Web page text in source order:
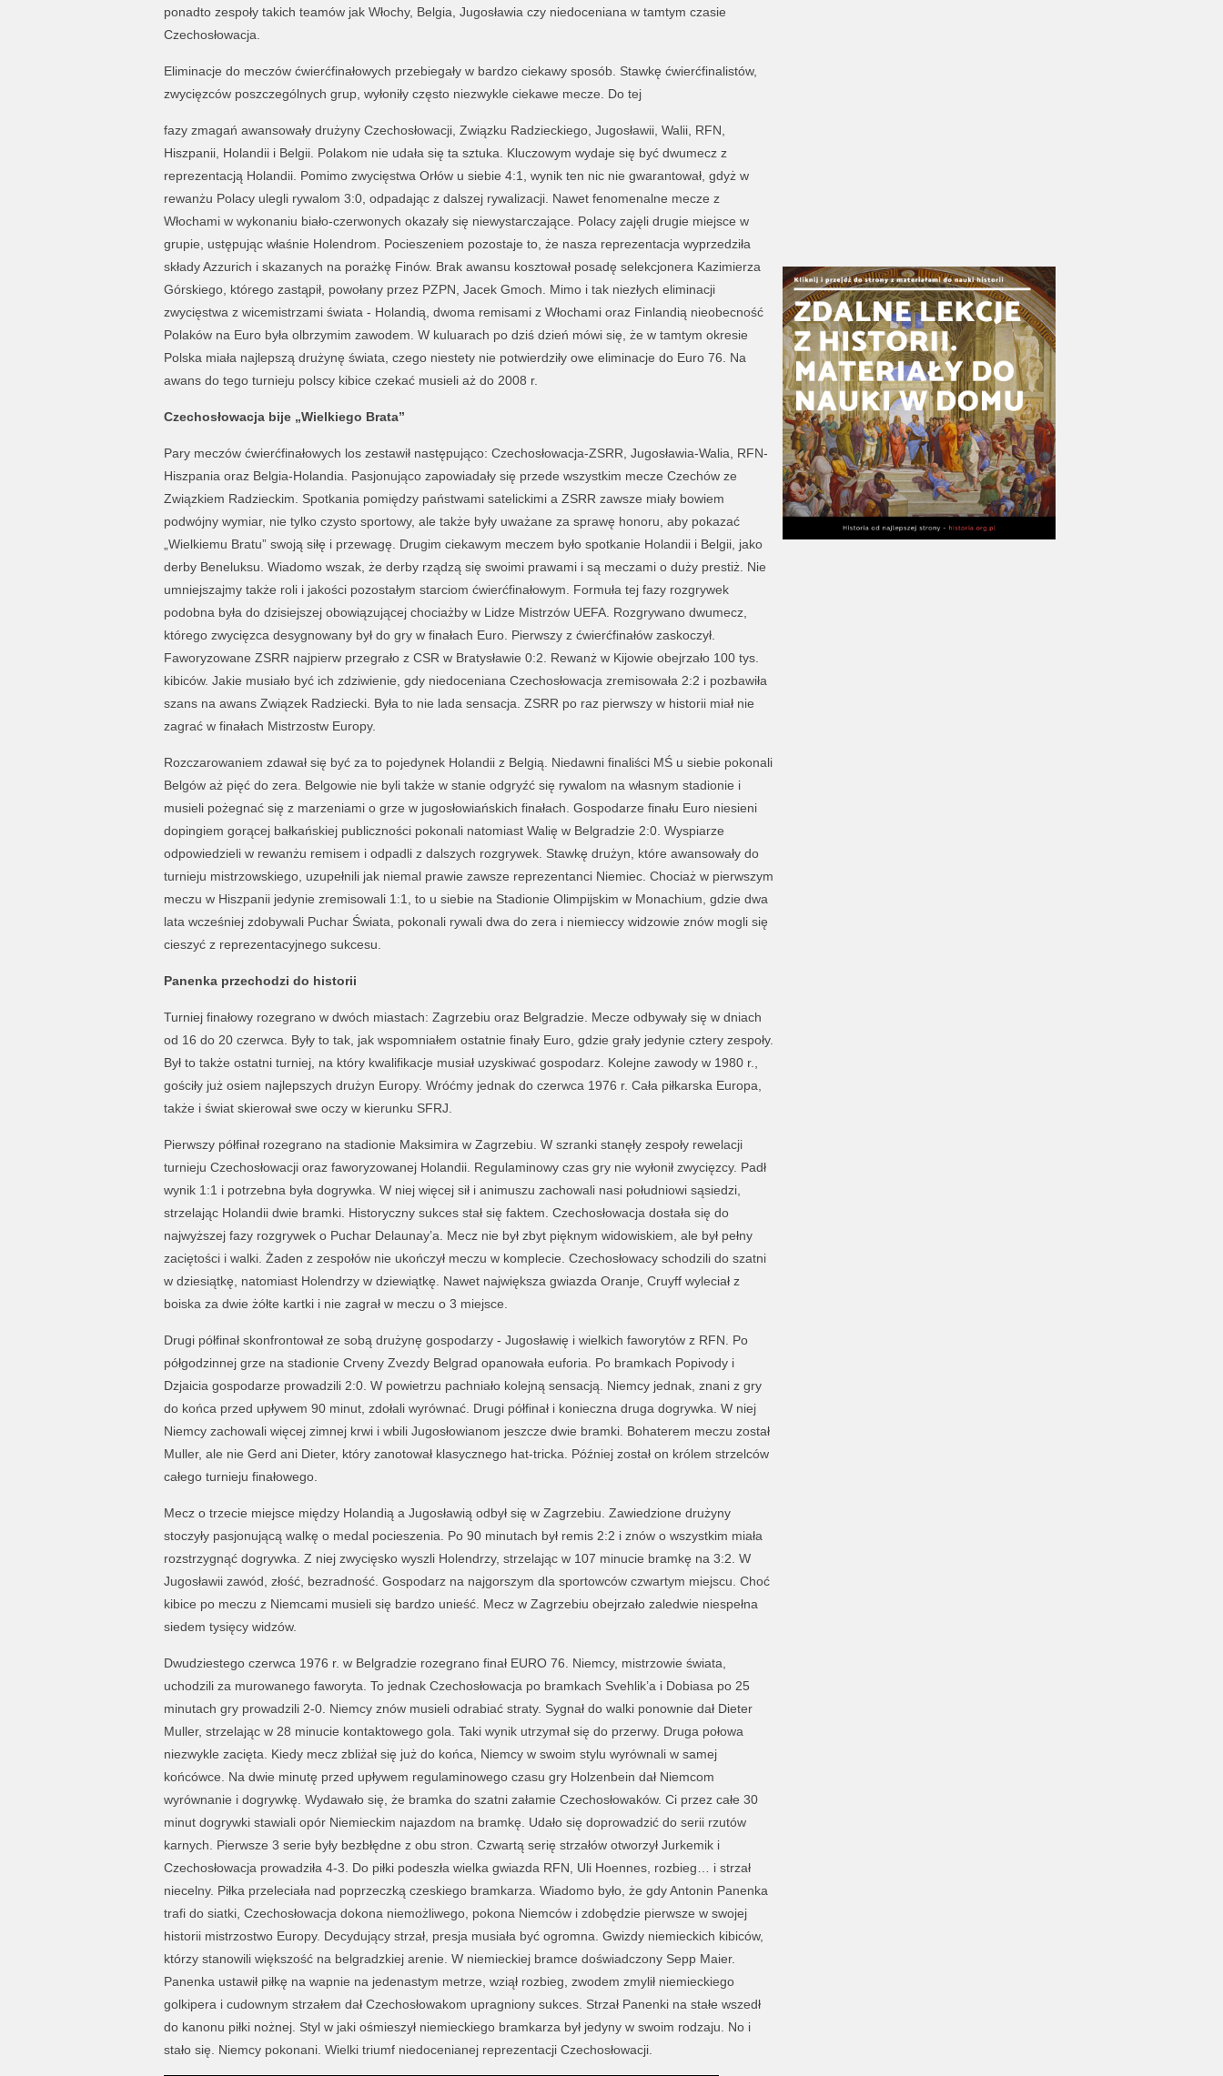
ponadto zespoły takich teamów jak Włochy, Belgia, Jugosławia czy niedoceniana w tamtym czasie
Czechosłowacja.
Eliminacje do meczów ćwierćfinałowych przebiegały w bardzo ciekawy sposób. Stawkę ćwierćfinalistów,
zwycięzców poszczególnych grup, wyłoniły często niezwykle ciekawe mecze. Do tej
fazy zmagań awansowały drużyny Czechosłowacji, Związku Radzieckiego, Jugosławii, Walii, RFN,
Hiszpanii, Holandii i Belgii. Polakom nie udała się ta sztuka. Kluczowym wydaje się być dwumecz z
reprezentacją Holandii. Pomimo zwycięstwa Orłów u siebie 4:1, wynik ten nic nie gwarantował, gdyż w
rewanżu Polacy ulegli rywalom 3:0, odpadając z dalszej rywalizacji. Nawet fenomenalne mecze z
Włochami w wykonaniu biało-czerwonych okazały się niewystarczające. Polacy zajęli drugie miejsce w
grupie, ustępując właśnie Holendrom. Pocieszeniem pozostaje to, że nasza reprezentacja wyprzedziła
składy Azzurich i skazanych na porażkę Finów. Brak awansu kosztował posadę selekcjonera Kazimierza
Górskiego, którego zastąpił, powołany przez PZPN, Jacek Gmoch. Mimo i tak niezłych eliminacji
zwycięstwa z wicemistrzami świata - Holandią, dwoma remisami z Włochami oraz Finlandią nieobecność
Polaków na Euro była olbrzymim zawodem. W kuluarach po dziś dzień mówi się, że w tamtym okresie
Polska miała najlepszą drużynę świata, czego niestety nie potwierdziły owe eliminacje do Euro 76. Na
awans do tego turnieju polscy kibice czekać musieli aż do 2008 r.
Czechosłowacja bije „Wielkiego Brata”
Pary meczów ćwierćfinałowych los zestawił następująco: Czechosłowacja-ZSRR, Jugosławia-Walia, RFN-
Hiszpania oraz Belgia-Holandia. Pasjonująco zapowiadały się przede wszystkim mecze Czechów ze
Związkiem Radzieckim. Spotkania pomiędzy państwami satelickimi a ZSRR zawsze miały bowiem
podwójny wymiar, nie tylko czysto sportowy, ale także były uważane za sprawę honoru, aby pokazać
„Wielkiemu Bratu” swoją siłę i przewagę. Drugim ciekawym meczem było spotkanie Holandii i Belgii, jako
derby Beneluksu. Wiadomo wszak, że derby rządzą się swoimi prawami i są meczami o duży prestiż. Nie
umniejszajmy także roli i jakości pozostałym starciom ćwierćfinałowym. Formuła tej fazy rozgrywek
podobna była do dzisiejszej obowiązującej chociażby w Lidze Mistrzów UEFA. Rozgrywano dwumecz,
którego zwycięzca desygnowany był do gry w finałach Euro. Pierwszy z ćwierćfinałów zaskoczył.
Faworyzowane ZSRR najpierw przegrało z CSR w Bratysławie 0:2. Rewanż w Kijowie obejrzało 100 tys.
kibiców. Jakie musiało być ich zdziwienie, gdy niedoceniana Czechosłowacja zremisowała 2:2 i pozbawiła
szans na awans Związek Radziecki. Była to nie lada sensacja. ZSRR po raz pierwszy w historii miał nie
zagrać w finałach Mistrzostw Europy.
Rozczarowaniem zdawał się być za to pojedynek Holandii z Belgią. Niedawni finaliści MŚ u siebie pokonali
Belgów aż pięć do zera. Belgowie nie byli także w stanie odgryźć się rywalom na własnym stadionie i
musieli pożegnać się z marzeniami o grze w jugosłowiańskich finałach. Gospodarze finału Euro niesieni
dopingiem gorącej bałkańskiej publiczności pokonali natomiast Walię w Belgradzie 2:0. Wyspiarze
odpowiedzieli w rewanżu remisem i odpadli z dalszych rozgrywek. Stawkę drużyn, które awansowały do
turnieju mistrzowskiego, uzupełnili jak niemal prawie zawsze reprezentanci Niemiec. Chociaż w pierwszym
meczu w Hiszpanii jedynie zremisowali 1:1, to u siebie na Stadionie Olimpijskim w Monachium, gdzie dwa
lata wcześniej zdobywali Puchar Świata, pokonali rywali dwa do zera i niemieccy widzowie znów mogli się
cieszyć z reprezentacyjnego sukcesu.
Panenka przechodzi do historii
Turniej finałowy rozegrano w dwóch miastach: Zagrzebiu oraz Belgradzie. Mecze odbywały się w dniach
od 16 do 20 czerwca. Były to tak, jak wspomniałem ostatnie finały Euro, gdzie grały jedynie cztery zespoły.
Był to także ostatni turniej, na który kwalifikacje musiał uzyskiwać gospodarz. Kolejne zawody w 1980 r.,
gościły już osiem najlepszych drużyn Europy. Wróćmy jednak do czerwca 1976 r. Cała piłkarska Europa,
także i świat skierował swe oczy w kierunku SFRJ.
Pierwszy półfinał rozegrano na stadionie Maksimira w Zagrzebiu. W szranki stanęły zespoły rewelacji
turnieju Czechosłowacji oraz faworyzowanej Holandii. Regulaminowy czas gry nie wyłonił zwycięzcy. Padł
wynik 1:1 i potrzebna była dogrywka. W niej więcej sił i animuszu zachowali nasi południowi sąsiedzi,
strzelając Holandii dwie bramki. Historyczny sukces stał się faktem. Czechosłowacja dostała się do
najwyższej fazy rozgrywek o Puchar Delaunay’a. Mecz nie był zbyt pięknym widowiskiem, ale był pełny
zaciętości i walki. Żaden z zespołów nie ukończył meczu w komplecie. Czechosłowacy schodzili do szatni
w dziesiątkę, natomiast Holendrzy w dziewiątkę. Nawet największa gwiazda Oranje, Cruyff wyleciał z
boiska za dwie żółte kartki i nie zagrał w meczu o 3 miejsce.
Drugi półfinał skonfrontował ze sobą drużynę gospodarzy - Jugosławię i wielkich faworytów z RFN. Po
półgodzinnej grze na stadionie Crveny Zvezdy Belgrad opanowała euforia. Po bramkach Popivody i
Dzjaicia gospodarze prowadzili 2:0. W powietrzu pachniało kolejną sensacją. Niemcy jednak, znani z gry
do końca przed upływem 90 minut, zdołali wyrównać. Drugi półfinał i konieczna druga dogrywka. W niej
Niemcy zachowali więcej zimnej krwi i wbili Jugosłowianom jeszcze dwie bramki. Bohaterem meczu został
Muller, ale nie Gerd ani Dieter, który zanotował klasycznego hat-tricka. Później został on królem strzelców
całego turnieju finałowego.
Mecz o trzecie miejsce między Holandią a Jugosławią odbył się w Zagrzebiu. Zawiedzione drużyny
stoczyły pasjonującą walkę o medal pocieszenia. Po 90 minutach był remis 2:2 i znów o wszystkim miała
rozstrzygnąć dogrywka. Z niej zwycięsko wyszli Holendrzy, strzelając w 107 minucie bramkę na 3:2. W
Jugosławii zawód, złość, bezradność. Gospodarz na najgorszym dla sportowców czwartym miejscu. Choć
kibice po meczu z Niemcami musieli się bardzo unieść. Mecz w Zagrzebiu obejrzało zaledwie niespełna
siedem tysięcy widzów.
Dwudziestego czerwca 1976 r. w Belgradzie rozegrano finał EURO 76. Niemcy, mistrzowie świata,
uchodzili za murowanego faworyta. To jednak Czechosłowacja po bramkach Svehlik’a i Dobiasa po 25
minutach gry prowadzili 2-0. Niemcy znów musieli odrabiać straty. Sygnał do walki ponownie dał Dieter
Muller, strzelając w 28 minucie kontaktowego gola. Taki wynik utrzymał się do przerwy. Druga połowa
niezwykle zacięta. Kiedy mecz zbliżał się już do końca, Niemcy w swoim stylu wyrównali w samej
końcówce. Na dwie minutę przed upływem regulaminowego czasu gry Holzenbein dał Niemcom
wyrównanie i dogrywkę. Wydawało się, że bramka do szatni załamie Czechosłowaków. Ci przez całe 30
minut dogrywki stawiali opór Niemieckim najazdom na bramkę. Udało się doprowadzić do serii rzutów
karnych. Pierwsze 3 serie były bezbłędne z obu stron. Czwartą serię strzałów otworzył Jurkemik i
Czechosłowacja prowadziła 4-3. Do piłki podeszła wielka gwiazda RFN, Uli Hoennes, rozbieg… i strzał
niecelny. Piłka przeleciała nad poprzeczką czeskiego bramkarza. Wiadomo było, że gdy Antonin Panenka
trafi do siatki, Czechosłowacja dokona niemożliwego, pokona Niemców i zdobędzie pierwsze w swojej
historii mistrzostwo Europy. Decydujący strzał, presja musiała być ogromna. Gwizdy niemieckich kibiców,
którzy stanowili większość na belgradzkiej arenie. W niemieckiej bramce doświadczony Sepp Maier.
Panenka ustawił piłkę na wapnie na jedenastym metrze, wziął rozbieg, zwodem zmylił niemieckiego
golkipera i cudownym strzałem dał Czechosłowakom upragniony sukces. Strzał Panenki na stałe wszedł
do kanonu piłki nożnej. Styl w jaki ośmieszył niemieckiego bramkarza był jedyny w swoim rodzaju. No i
stało się. Niemcy pokonani. Wielki triumf niedocenianej reprezentacji Czechosłowacji.